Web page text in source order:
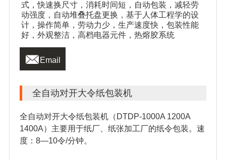
式，快速换尺寸，消耗时间短，自动包装，减轻劳
动强度，自动堆叠托盘更换，基于人体工程学的设
计，操作简单，劳动力少，生产速度快，包装性能
好，外观整洁，高档电器元件，热熔胶系统
 Email
全自动对开大令纸包装机
全自动对开大令纸包装机（DTDP-1000A 1200A
1400A）主要用于纸厂、纸张加工厂的纸令包装。速
度：8—10令/分钟。